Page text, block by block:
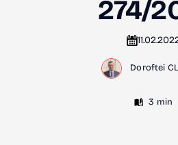
274/
Doroftei
3 min